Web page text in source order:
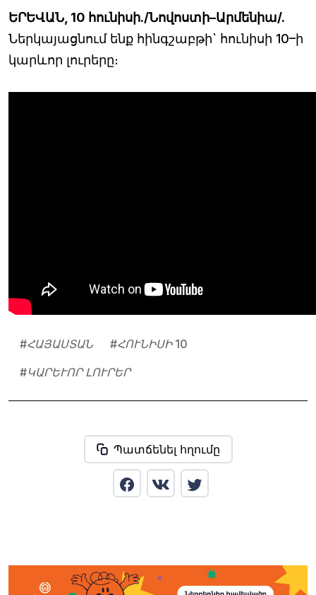
ԵՐԵՎԱՆ, 10 հունիսի./Նովոստի–Արմենիա/.
Ներկայացնում ենք հինգշաբթի` հունիսի 10–ի
կարևոր լուրերը։
#ՀԱՅԱՍՏԱՆ #ՀՈՒՆԻՍԻ 10
#ԿԱՐԵՒՈՐ ԼՈՒՐԵՐ
Պատճենել հղումը